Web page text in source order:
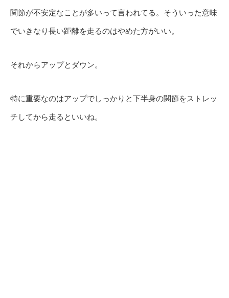
関節が不安定なことが多いって言われてる。そういった意味
でいきなり長い距離を走るのはやめた方がいい。
それからアップとダウン。
特に重要なのはアップでしっかりと下半身の関節をストレッ
チしてから走るといいね。